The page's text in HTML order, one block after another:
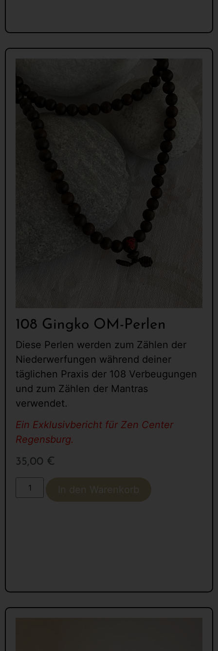
108 Gingko OM-Perlen
Diese Perlen werden zum Zählen der
Niederwerfungen während deiner
täglichen Praxis der 108 Verbeugungen
und zum Zählen der Mantras
verwendet.
Ein Exklusivbericht für Zen Center
Regensburg.
35,00 €